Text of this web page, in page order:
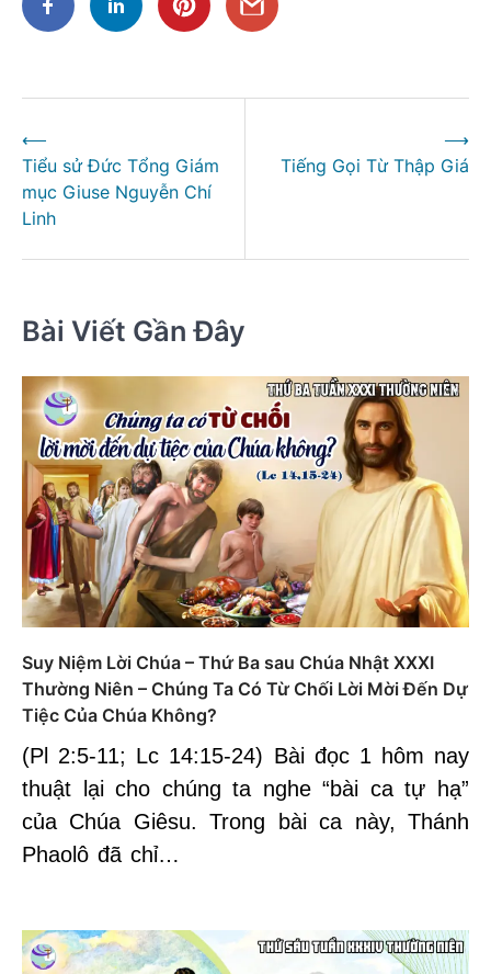
hướng
bài
viết
⟵
Tiểu sử Đức Tổng Giám
mục Giuse Nguyễn Chí
Linh
Tiếng Gọi Từ Thập Giá
⟶
Bài Viết Gần Đây
Suy Niệm Lời Chúa – Thứ Ba sau Chúa Nhật XXXI
Thường Niên – Chúng Ta Có Từ Chối Lời Mời Đến Dự
Tiệc Của Chúa Không?
(Pl 2:5-11; Lc 14:15-24) Bài đọc 1 hôm nay
thuật lại cho chúng ta nghe “bài ca tự hạ”
của Chúa Giêsu. Trong bài ca này, Thánh
Phaolô đã chỉ…